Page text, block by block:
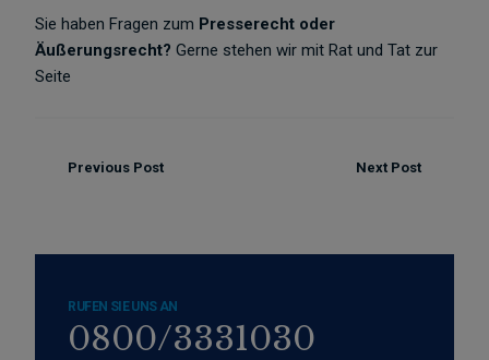
Sie haben Fragen zum Presserecht oder
Äußerungsrecht? Gerne stehen wir mit Rat und Tat zur
Seite
Previous Post Next Post
RUFEN SIE UNS AN
0800/3331030